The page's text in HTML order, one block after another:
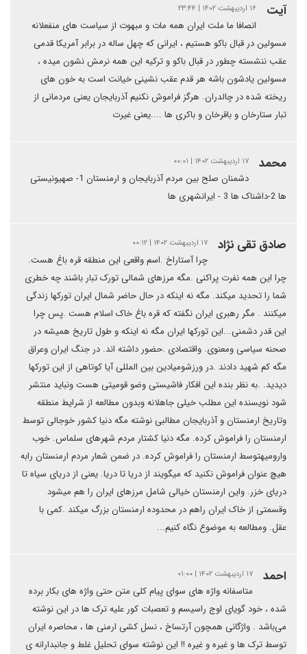
آیت ۱۶ اردیبهشت ۱۴۰۲ | ۲۳:۴۴
انصافا ما ملت ایران همه مات و مبهوت از سیاست های منفعلانه
مسولین در قبال باکو هستیم ، ایرانی که چهل ساله در برابر آمریکا قدمی
عقب ننشسته چطور در قبال باکو و ترکیه این همه نرمش نشون میده ،
مسولین یادشون باشه هر قدم عقب نشینی خیانت است به خون های
ریخته شده در چالدران. هرگز فراموش نکنیم آذربایجان یعنی مردمانی از
تبار ستارخان و باقرخان و باکری ها ....یعنی غیرت
محمد ۱۷ اردیبهشت ۱۴۰۲ | ۰۰:۰۱
دشمنان صلح بین مردم آذربایجان و ارمنستان 1- صهیونیستی
ها 2-داشناک ها 3 - ایرانشهری ها
صادق تقی نژاد ۱۷ اردیبهشت ۱۴۰۲ | ۰۰:۱۲
چرا آستاراخ .اسم واقعی این منطقه قره باغ هست.
چرا این همه نفرت پراکنی .مگه مرزهای شمالی تورک تبار باشند چه خطری
شما را تحدید میکند. مگه نه اینکه در حال حاضر شمال ایران تورکها زندگی
میکنند . مگر رهبری ایران نگفته که قره باغ خاک اسلام هست .پس چرا
این قدر دشمنی...این تورکها ایران مگه نه اینکه و طول تاریخ همیشه در
صحنه سیاسی ومعنوی. واقتصادی .حضور داشته اند. در جنگ ایران وعراق
مگه کم شهید دادند .در ورزشومیادین بین المللی آیا کوتاهی از این تورکها
دیدید. .به نظر بنده این افکار فاشیستی وضو قومیتی هست ونباید منتشر
شود نویسنده این مطلب خیلی جاهلانه وبدون مطالعه از شرایط منطقه
وتاریخ ارمنستان و آذربایجان مطالبی نوشته مگه دنیا کشور خوجالی توسط
ارمنستان را فراموش کرده. مگه دنیا کشتار مردم شهرهای سلماس. خوب
وارومیهتوسط ارمنستان را فراموش کرده. در ضمن شعار مردم ارمنستان رابه
هیچ عنوان فراموش نکنید که میگویند از دریا تا دریا. یعنی از دریای سیاه تا
دریای خزر. واین ارمنستان خیالی شامل مرزهای ایران را هم میشود
وقسمتی از خاک ایران راهم در محدوده ارمنستان بزرگ میکند .کمی با
عقل. ومطالعه به موضوع نگاه کنیم...
احمد ۱۷ اردیبهشت ۱۴۰۲ | ۰۱:۰۰
متاسفانه واژه های سوای پیام کلی متن حتی واژه های بکار برده
شده ، خود گویای اوج راسیسم و تعصبات کور علیه ترک ها در این نوشته
می‌باشد . واژگانی همچون آرتساخ ، نسل کشی ارمنی ها ، محاصره ایران
توسط ترک ها و غیره و غیره !! این نوشته سوای تحلیل غلط و جانبدارانه ی